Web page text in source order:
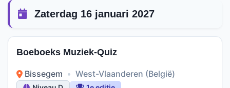
Zaterdag 16 januari 2027
Boeboeks Muziek-Quiz
Bissegem • West-Vlaanderen (België)